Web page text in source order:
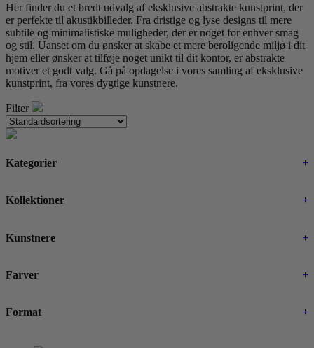
Her finder du et bredt udvalg af eksklusive abstrakte kunstprint, der
er perfekte til akustikbilleder. Fra dristige og lyse designs til mere
subtile og minimalistiske muligheder, der er noget for enhver smag
og stil. Uanset om du ønsker at skabe et mere beroligende miljø i dit
hjem eller ønsker at tilføje noget unikt til dit kontor, er abstrakte
motiver et godt valg. Gå på opdagelse i vores samling af eksklusive
kunstprint, fra vores dygtige kunstnere.
Filter
Kategorier +
Kollektioner +
Kunstnere +
Farver +
Format +